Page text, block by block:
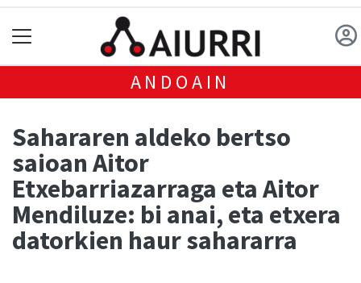
ANDOAIN
Sahararen aldeko bertso
saioan Aitor
Etxebarriazarraga eta Aitor
Mendiluze: bi anai, eta etxera
datorkien haur sahararra